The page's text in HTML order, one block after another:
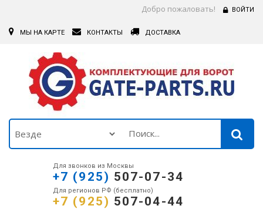
Добро пожаловать! ВОЙТИ
МЫ НА КАРТЕ КОНТАКТЫ ДОСТАВКА
Для звонков из Москвы
+7 (925) 507-07-34
Для регионов РФ (бесплатно)
+7 (925) 507-04-44